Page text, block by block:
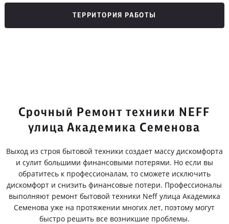
ТЕРРИТОРИЯ РАБОТЫ
Срочный Ремонт техники NEFF
улица Академика Семенова
Выход из строя бытовой техники создает массу дискомфорта
и сулит большими финансовыми потерями. Но если вы
обратитесь к профессионалам, то сможете исключить
дискомфорт и снизить финансовые потери. Профессионалы
выполняют ремонт бытовой техники Neff улица Академика
Семенова уже на протяжении многих лет, поэтому могут
быстро решить все возникшие проблемы.